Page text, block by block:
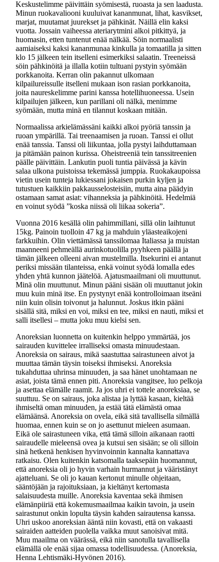
Keskustelimme päivittäin syömisestä, ruoasta ja sen laadusta.
Minun ruokavaliooni kuuluivat kananmunat, lihat, kasvikset,
marjat, muutamat juurekset ja pähkinät. Näillä elin kaksi
vuotta. Jossain vaiheessa ateriarytmini alkoi pitkittyä, ja
huomasin, etten tuntenut enää nälkää. Söin normaalisti
aamiaiseksi kaksi kananmunaa kinkulla ja tomaatilla ja sitten
klo 15 jälkeen tein itselleni esimerkiksi salaatin. Treeneissä
söin pähkinöitä ja illalla kotiin tultuani pystyin syömään
porkkanoita. Kerran olin pakannut ulkomaan
kilpailureissulle itselleni mukaan ison rasian porkkanoita,
joita naureskelimme parini kanssa hotellihuoneessa. Usein
kilpailujen jälkeen, kun parillani oli nälkä, menimme
syömään, mutta minä en tilannut koskaan mitään.
Normaalissa arkielämässäni kaikki alkoi pyöriä tanssin ja
ruoan ympärillä. Tai treenaamisen ja ruoan. Tanssi ei ollut
enää tanssia. Tanssi oli liikuntaa, jolla pystyi laihduttamaan
ja pitämään painon kurissa. Oheistreeniä tein tanssitreenien
päälle päivittäin. Lankutin puoli tuntia päivässä ja kävin
salaa ulkona puistoissa tekemässä jumppia. Ruokakaupoissa
vietin usein tunteja lukiessani jokaisen purkin kyljen ja
tutustuen kaikkiin pakkausselosteisiin, mutta aina päädyin
ostamaan samat asiat: vihanneksia ja pähkinöitä. Hedelmiä
en voinut syödä ”koska niissä oli liikaa sokeria”.
Vuonna 2016 kesällä olin pahimmillani, sillä olin laihtunut
15kg. Painoin tuolloin 47 kg ja mahduin yläasteaikojeni
farkkuihin. Olin viettämässä tanssilomaa Italiassa ja muistan
maanneeni pehmeällä aurinkotuolilla pyyhkeen päällä ja
tämän jälkeen olleeni aivan mustelmilla. Itsekurini ei antanut
periksi missään tilanteissa, enkä voinut syödä lomalla edes
yhden yhtä kunnon jäätelöä. Ajatusmaailmani oli muuttunut.
Minä olin muuttunut. Minun pääni sisään oli muuttanut jokin
muu kuin minä itse. En pystynyt enää kontrolloimaan itseäni
niin kuin olisin toivonut ja halunnut. Joskus itkin pääni
sisällä sitä, miksi en voi, miksi en tee, miksi en nauti, miksi et
salli itsellesi – mutta joku muu kielsi sen.
Anoreksian luonnetta on kuitenkin helppo ymmärtää, jos
sairauden kuvittelee irralliseksi omasta minuudestaan.
Anoreksia on sairaus, mikä saastuttaa sairastuneen aivot ja
muuttaa tämän täysin toiseksi ihmiseksi. Anoreksia
tukahduttaa uhrinsa minuuden, ja saa hänet unohtamaan ne
asiat, joista tämä ennen piti. Anoreksia vangitsee, luo pelkoja
ja asettaa elämälle raamit. Ja jos uhri ei tottele anoreksiaa, se
suuttuu. Se on sairaus, joka alistaa ja lyttää kasaan, kieltää
ihmiseltä oman minuuden, ja estää tätä elämästä omaa
elämäänsä. Anoreksia on ovela, eikä sitä tavallisella silmällä
huomaa, ennen kuin se on jo asettunut mieleen asumaan.
Eikä ole sairastuneen vika, että tämä silloin aikanaan raotti
sairaudelle mieleensä ovea ja kutsui sen sisään; se oli silloin
sinä hetkenä henkisen hyvinvoinnin kannalta kannattava
ratkaisu. Olen kuitenkin katsomalla taaksepäin huomannut,
että anoreksia oli jo hyvin varhain hurmannut ja vääristänyt
ajatteluani. Se oli jo kauan kertonut minulle ohjeitaan,
sääntöjään ja rajoituksiaan, ja kieltänyt kertomasta
salaisuudesta muille. Anoreksia kaventaa sekä ihmisen
elämänpiiriä että kokemusmaailmaa kaikin tavoin, ja usein
sairastunut onkin lopulta täysin kahden sairautensa kanssa.
Uhri uskoo anoreksian ääntä niin kovasti, että on vakaasti
sairaiden aatteiden puolella vaikka muut sanoisivat mitä.
Muu maailma on väärässä, eikä niin sanotulla tavallisella
elämällä ole enää sijaa omassa todellisuudessa. (Anoreksia,
Henna Lehtismäki-Hyvönen 2016).